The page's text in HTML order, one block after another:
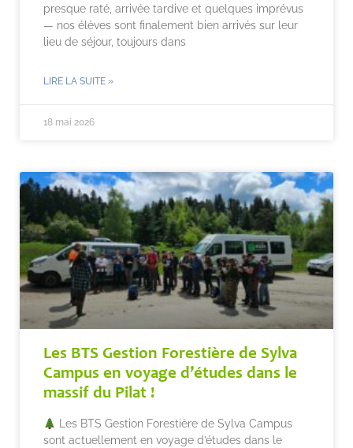
presque raté, arrivée tardive et quelques imprévus
— nos élèves sont finalement bien arrivés sur leur
lieu de séjour, toujours dans
LIRE LA SUITE »
18 mai 2026
Les BTS Gestion Forestière de Sylva
Campus en voyage d’études dans le
massif du Pilat !
Les BTS Gestion Forestière de Sylva Campus
sont actuellement en voyage d’études dans le